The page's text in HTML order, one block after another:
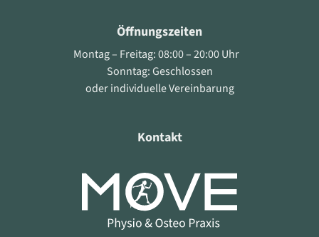
Öffnungszeiten
Montag – Freitag: 08:00 – 20:00 Uhr
Sonntag: Geschlossen
oder individuelle Vereinbarung
Kontakt